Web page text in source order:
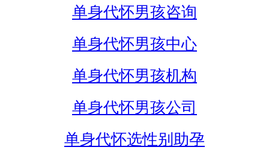
单身代怀男孩咨询
单身代怀男孩中心
单身代怀男孩机构
单身代怀男孩公司
单身代怀选性别助孕